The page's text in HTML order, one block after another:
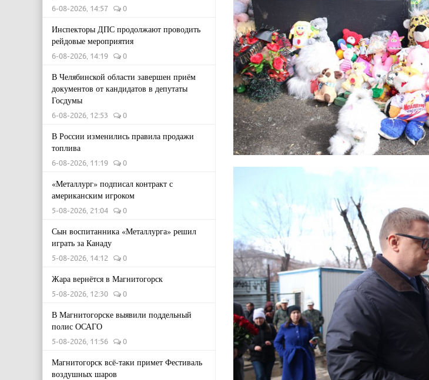
6-08-2026, 14:57 0
Инспекторы ДПС продолжают проводить
рейдовые мероприятия
6-08-2026, 14:19 0
В Челябинской области завершен приём
документов от кандидатов в депутаты
Госдумы
6-08-2026, 12:53 0
В России изменились правила продажи
топлива
6-08-2026, 11:19 0
«Металлург» подписал контракт с
американским игроком
5-08-2026, 21:04 0
Сын воспитанника «Металлурга» решил
играть за Канаду
5-08-2026, 14:12 0
Жара вернётся в Магнитогорск
5-08-2026, 12:30 0
В Магнитогорске выявили поддельный
полис ОСАГО
5-08-2026, 11:56 0
Магнитогорск всё-таки примет Фестиваль
воздушных шаров